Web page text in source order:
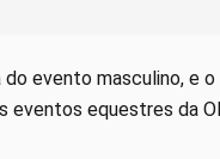
evento masculino, e
eventos equestres da